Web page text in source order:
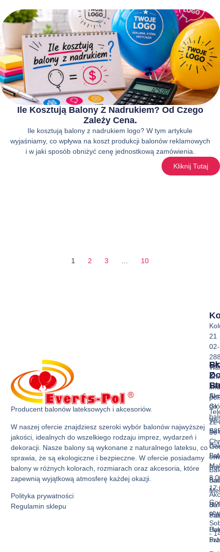
Ile Kosztują Balony Z Nadrukiem? Od Czego
Zależy Cena.
Ile kosztują balony z nadrukiem logo? W tym artykule
wyjaśniamy, co wpływa na koszt produkcji balonów reklamowych
i w jaki sposób obniżyć cenę jednostkową zamówienia.
Kliknij Tutaj
1 2 3 10
Producent balonów lateksowych i akcesoriów.
W naszej ofercie znajdziesz szeroki wybór balonów najwyższej
jakości, idealnych do wszelkiego rodzaju imprez, wydarzeń i
dekoracji. Nasze balony są wykonane z naturalnego lateksu, co
sprawia, że są ekologiczne i bezpieczne. W ofercie posiadamy
balony w różnych kolorach, rozmiarach oraz akcesoria, które
zapewnią wyjątkową atmosferę każdej okazji.
Polityka prywatności
Regulamin sklepu
Z
do
do
21
02-
22
36
-